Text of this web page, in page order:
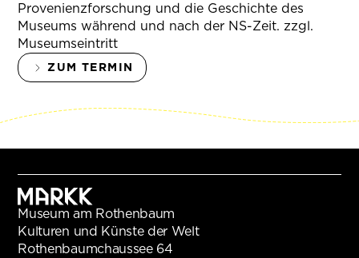
Provenienzforschung und die Geschichte des
Museums während und nach der NS-Zeit. zzgl.
Museumseintritt
ZUM TERMIN
Museum am Rothenbaum
Kulturen und Künste der Welt
Rothenbaumchaussee 64